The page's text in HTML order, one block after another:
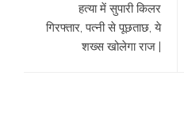
हत्या में सुपारी किलर
गिरफ्तार, पत्नी से पूछताछ, ये
शख्स खोलेगा राज |